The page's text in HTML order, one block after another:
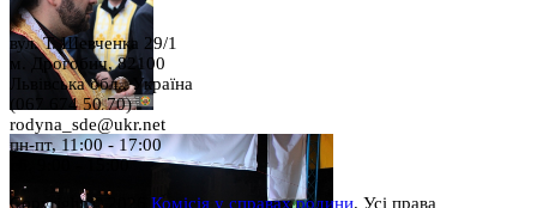
вул. Т. Шевченка 29/1
м. Дрогобич, 82100
Львівська обл., Україна
(067 674 50 70)
rodyna_sde@ukr.net
пн-пт, 11:00 - 17:00
сб, 9:00 - 15:00
Copyright © 2026 Комісія у справах родини. Усі права